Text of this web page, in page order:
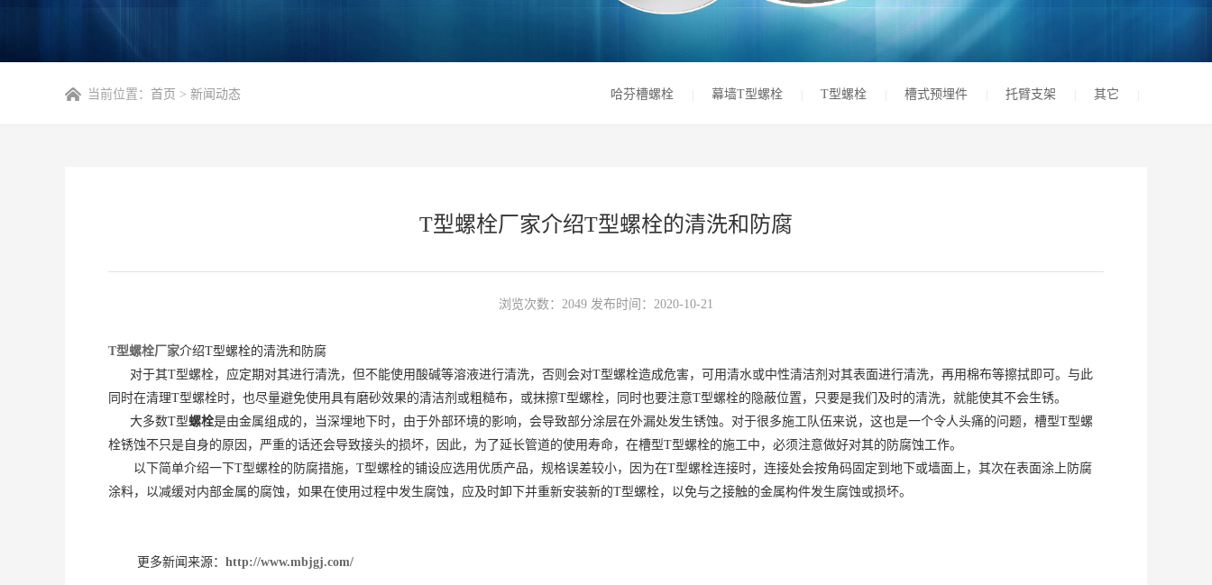
哈芬槽螺栓 幕墙T型螺栓 T型螺栓 槽式预埋件 托臂支架 其它
当前位置： 首页 > 新闻动态
T型螺栓厂家介绍T型螺栓的清洗和防腐
浏览次数：2049 发布时间：2020-10-21
T型螺栓厂家介绍T型螺栓的清洗和防腐
对于其T型螺栓，应定期对其进行清洗，但不能使用酸碱等溶液进行清洗，否则会对T型螺栓造成危害，可用清水或中性清洁剂对其表面进行清洗，再用棉布等擦拭即可。与此
同时在清理T型螺栓时，也尽量避免使用具有磨砂效果的清洁剂或粗糙布，或抹擦T型螺栓，同时也要注意T型螺栓的隐蔽位置，只要是我们及时的清洗，就能使其不会生锈。
大多数T型螺栓是由金属组成的，当深埋地下时，由于外部环境的影响，会导致部分涂层在外漏处发生锈蚀。对于很多施工队伍来说，这也是一个令人头痛的问题，槽型T型螺
栓锈蚀不只是自身的原因，严重的话还会导致接头的损坏，因此，为了延长管道的使用寿命，在槽型T型螺栓的施工中，必须注意做好对其的防腐蚀工作。
以下简单介绍一下T型螺栓的防腐措施，T型螺栓的铺设应选用优质产品，规格误差较小，因为在T型螺栓连接时，连接处会按角码固定到地下或墙面上，其次在表面涂上防腐
涂料，以减缓对内部金属的腐蚀，如果在使用过程中发生腐蚀，应及时卸下并重新安装新的T型螺栓，以免与之接触的金属构件发生腐蚀或损坏。
更多新闻来源： http://www.mbjgj.com/